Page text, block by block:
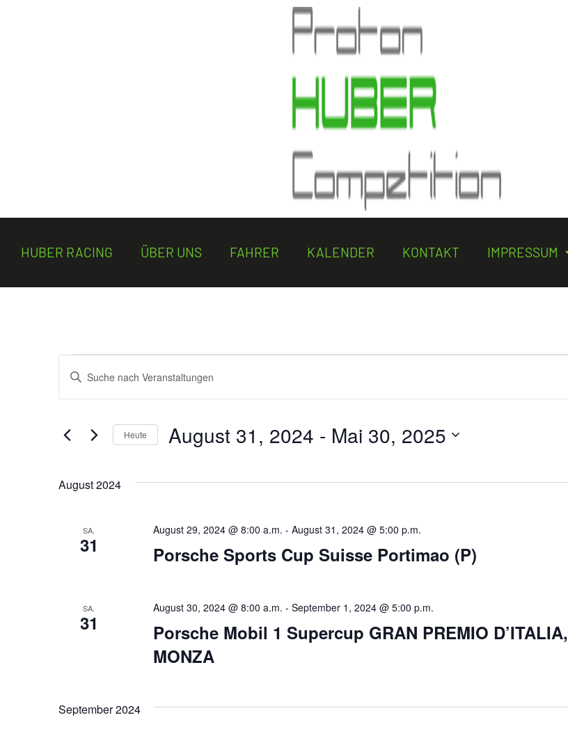
HUBER RACING ÜBER UNS FAHRER KALENDER KONTAKT IMPRESSUM
Veranstaltungen
Suche
Ansichten,
Bitte
Schlüsselwort
Suche
Veranstaltungen
Schlüsselwort.Heute August 31, 2024 - Mai 30, 2025
August 2024
SA.
31 Porsche Sports Cup Suisse Portimao (P)
August 29, 2024 @ 8:00 a.m. - August 31, 2024 @ 5:00 p.m.
SA.
31
Porsche Mobil 1 Supercup GRAN PREMIO D’ITALIA,
MONZA
August 30, 2024 @ 8:00 a.m. - September 1, 2024 @ 5:00 p.m.
September 2024